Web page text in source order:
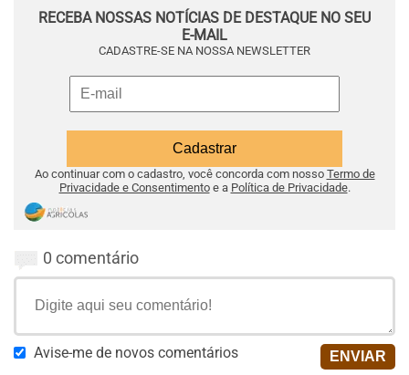
RECEBA NOSSAS NOTÍCIAS DE DESTAQUE NO SEU
E-MAIL
CADASTRE-SE NA NOSSA NEWSLETTER
Ao continuar com o cadastro, você concorda com nosso Termo de
Privacidade e Consentimentoe a Política de Privacidade.
0 comentário
Avise-me de novos comentários